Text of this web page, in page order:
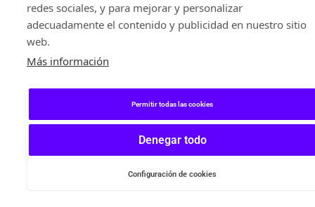
redes sociales, y para mejorar y personalizar
adecuadamente el contenido y publicidad en nuestro sitio
web.
Más información
Permitir todas las cookies
Denegar todo
Configuración de cookies